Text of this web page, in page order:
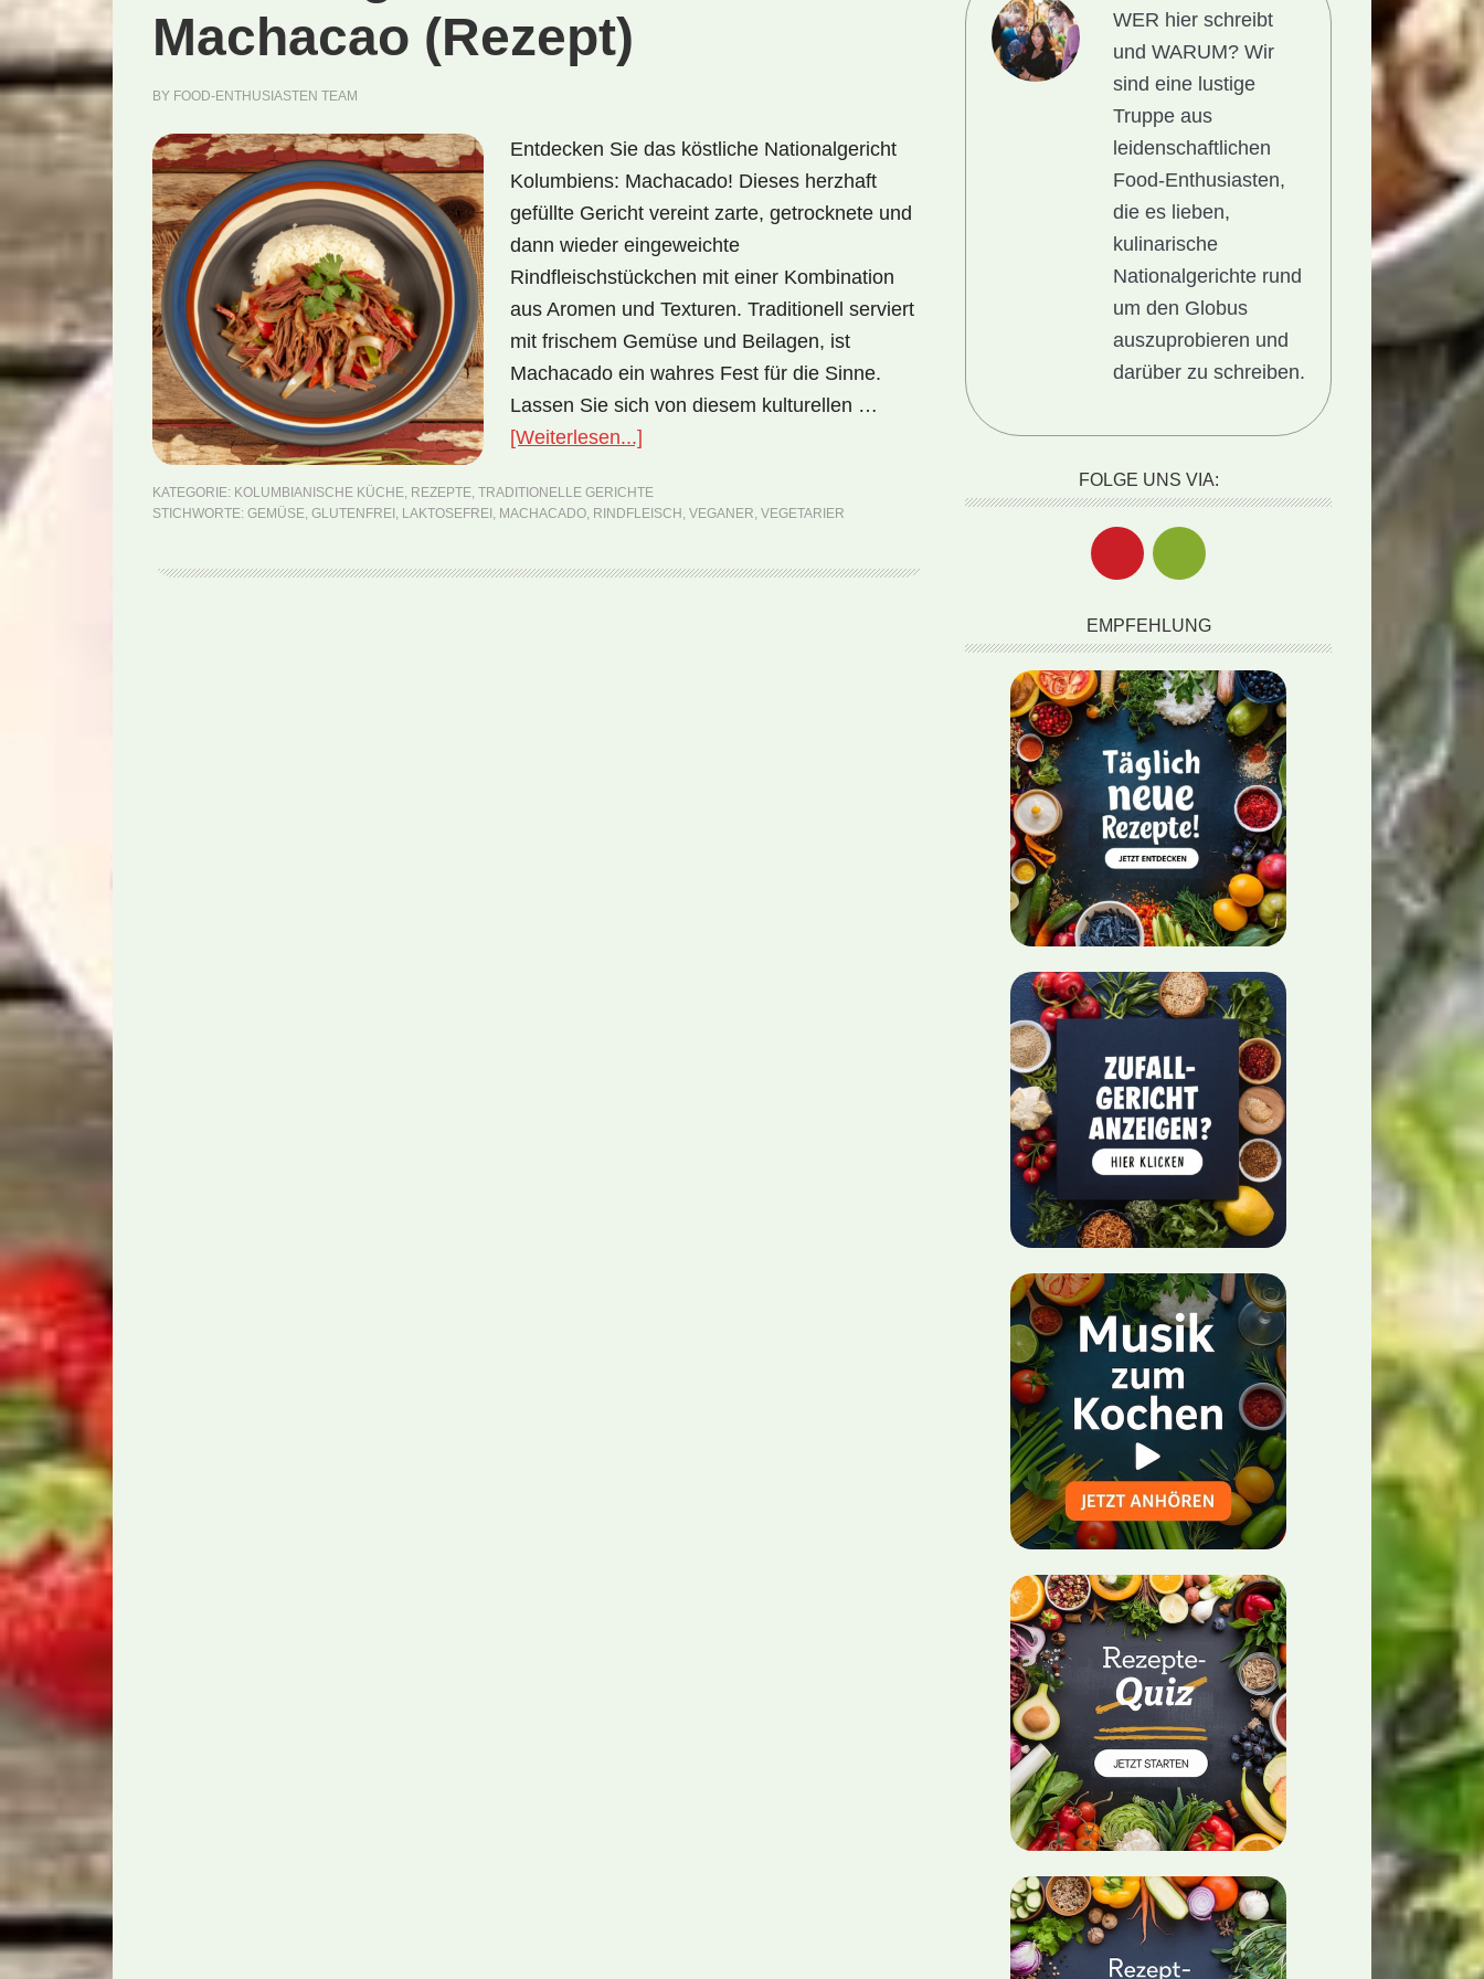
Machacao (Rezept)
BY FOOD-ENTHUSIASTEN TEAM
Entdecken Sie das köstliche Nationalgericht
Kolumbiens: Machacado! Dieses herzhaft
gefüllte Gericht vereint zarte, getrocknete und
dann wieder eingeweichte
Rindfleischstückchen mit einer Kombination
aus Aromen und Texturen. Traditionell serviert
mit frischem Gemüse und Beilagen, ist
Machacado ein wahres Fest für die Sinne.
Lassen Sie sich von diesem kulturellen …
[Weiterlesen...]
Machacao
KATEGORIE: KOLUMBIANISCHE KÜCHE, REZEPTE, TRADITIONELLE GERICHTE
STICHWORTE: GEMÜSE, GLUTENFREI , LAKTOSEFREI , MACHACADO, RINDFLEISCH , VEGANER, VEGETARIER
WER hier schreibt
und WARUM?Wir
sind eine lustige
Truppe aus
leidenschaftlichen
Food-Enthusiasten,
die es lieben,
kulinarische
Nationalgerichte rund
um den Globus
auszuprobieren und
darüber zu schreiben.
FOLGE UNS VIA:
EMPFEHLUNG